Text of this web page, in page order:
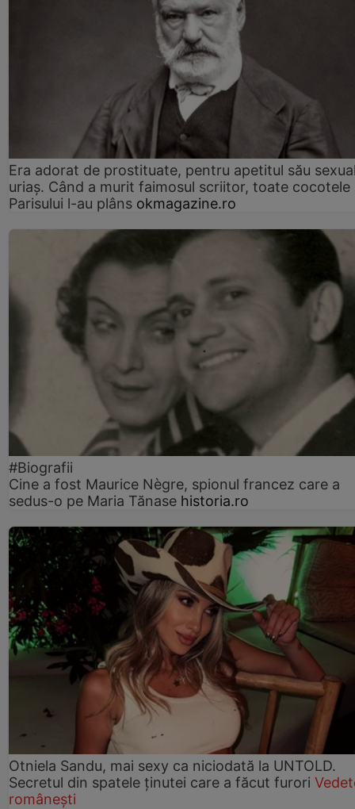
Era adorat de prostituate, pentru apetitul său
uriaș. Când a murit faimosul scriitor, toate cocotele
Parisului l-au plâns okmagazine.ro
#Biografii
Cine a fost Maurice Nègre, spionul francez care a
sedus-o pe Maria Tănase historia.ro
Otniela Sandu, mai sexy ca niciodată la UNTOLD.
Secretul din spatele ținutei care a făcut furori
românești